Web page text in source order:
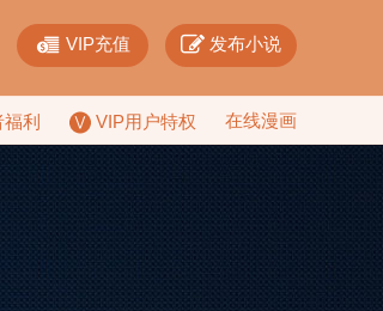
 VIP充值  发布小说
利 VIP用户特权 在线漫画